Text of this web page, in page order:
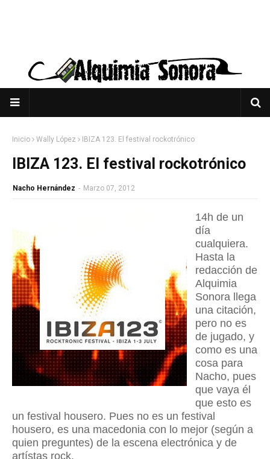
Inicio Wally López IBIZA 123. El festival rockotrónico
IBIZA 123. El festival rockotrónico
Nacho Hernández - Marzo 07, 2012
14h de un
día
cualquiera.
Hasta la
redacción de
Alquimia
Sonora llega
una citación,
pero no es
de jugado, y
como es una
cosa para
Nacho, pues
que vaya él
que esto es
un festival housero. Pues no es un festival
housero, es una macedonia con lo mejor (según a
quien preguntes) de la escena electrónica y de
artístas rock.